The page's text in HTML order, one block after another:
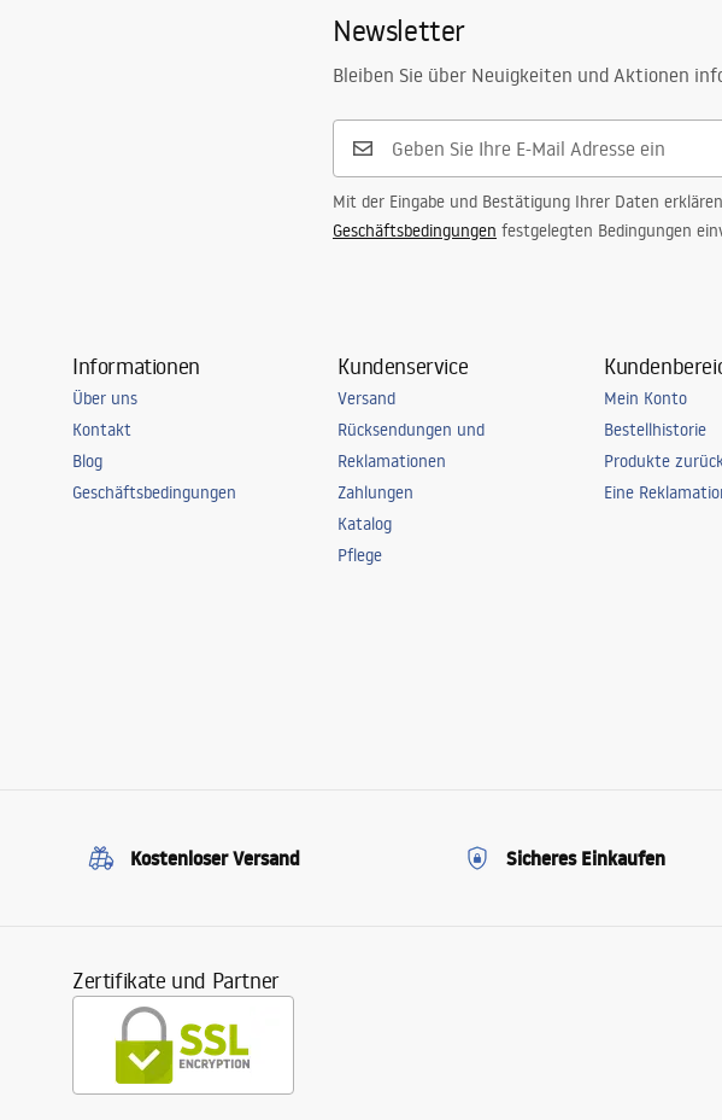
Newsletter
Bleiben Sie über Neuigkeiten und Aktionen
Mit der Eingabe und Bestätigung Ihrer Daten
Geschäftsbedingungen festgelegten Bedingungen
Informationen
Über uns
Kontakt
Blog
Geschäftsbedingungen
Kundenservice
Versand
Rücksendungen und
Reklamationen
Zahlungen
Katalog
Pflege
Mein Konto
Bestellhistorie
Produkte
Eine
Kostenloser Versand Sicheres Einkaufen
Zertifikate und Partner